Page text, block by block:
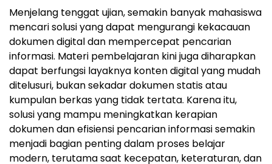
Menjelang tenggat ujian, semakin banyak mahasiswa
mencari solusi yang dapat mengurangi kekacauan
dokumen digital dan mempercepat pencarian
informasi. Materi pembelajaran kini juga diharapkan
dapat berfungsi layaknya konten digital yang mudah
ditelusuri, bukan sekadar dokumen statis atau
kumpulan berkas yang tidak tertata. Karena itu,
solusi yang mampu meningkatkan kerapian
dokumen dan efisiensi pencarian informasi semakin
menjadi bagian penting dalam proses belajar
modern, terutama saat kecepatan, keteraturan, dan